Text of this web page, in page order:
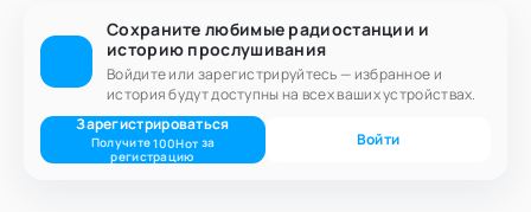
Сохраните любимые радиостанции и
историю прослушивания
Войдите или зарегистрируйтесь — избранное и
история будут доступны на всех ваших устройствах.
Зарегистрироваться
Получите100Нот за
регистрацию
Войти